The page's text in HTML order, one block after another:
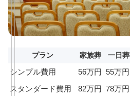
プラン 家族葬 一日葬
シンプル費用 56万円 55万円
スタンダード費用
82万円 78万円